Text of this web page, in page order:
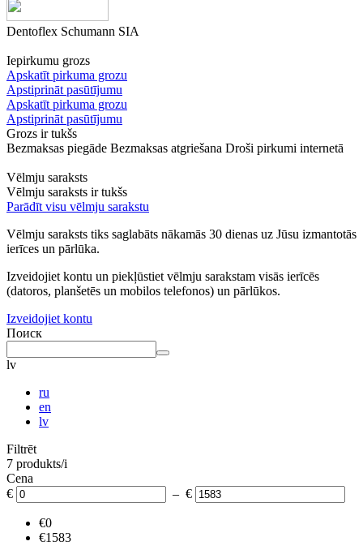
Dentoflex Schumann SIA
Iepirkumu grozs
Apskatīt pirkuma grozu
Apstiprināt pasūtījumu
Apskatīt pirkuma grozu
Apstiprināt pasūtījumu
Grozs ir tukšs
Bezmaksas piegāde Bezmaksas atgriešana Droši pirkumi internetā
Vēlmju saraksts
Vēlmju saraksts ir tukšs
Parādīt visu vēlmju sarakstu
Vēlmju saraksts tiks saglabāts nākamās 30 dienas uz Jūsu izmantotās
ierīces un pārlūka.
Izveidojiet kontu un piekļūstiet vēlmju sarakstam visās ierīcēs
(datoros, planšetēs un mobilos telefonos) un pārlūkos.
Izveidojiet kontu
Поиск
lv
ru
en
lv
Filtrēt
7 produkts/i
Cena
€
– €
€0
€1583